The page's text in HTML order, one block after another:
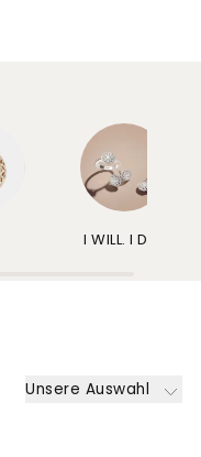
I WILL. I DO.
Unsere Auswahl